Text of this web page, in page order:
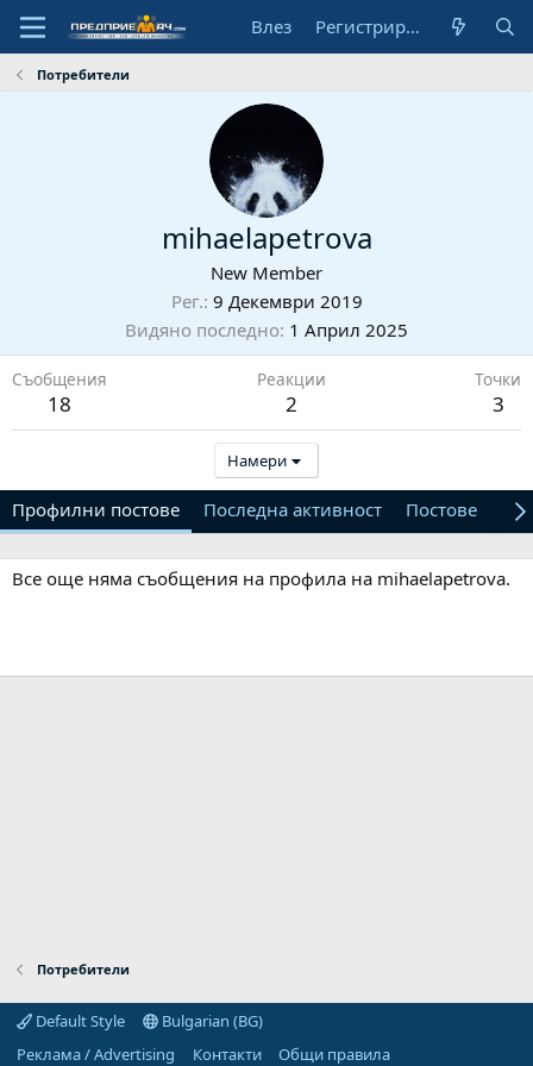
Влез Регистрирай се
Потребители
mihaelapetrova
New Member
Рег. 9 Декември 2019
Видяно последно 1 Април 2025
Съобщения
18
Реакции
2
Точки
3
Намери
Профилни постове Последна активност Постове
Все още няма съобщения на профила на mihaelapetrova.
Потребители
Default Style
Bulgarian (BG)
Реклама / Advertising
Контакти
Общи правила